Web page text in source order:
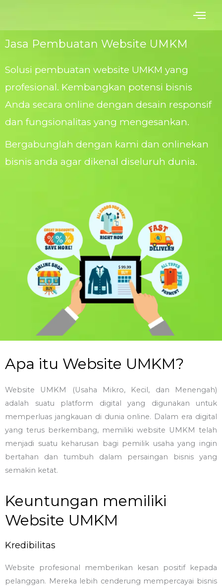
content
Jasa Pembuatan Website UMKM
Solusi pembuatan website UMKM yang
profesional. Kembangkan potensi bisnis
Anda secara online dengan desain responsif
dan fungsionalitas yang mengesankan.
Bergabunglah dengan kami dan onlinekan
bisnis anda agar dikenal diseluruh dunia.
Apa itu Website UMKM?
Website UMKM (Usaha Mikro, Kecil, dan Menengah)
adalah suatu platform digital yang digunakan untuk
memperluas jangkauan di dunia online. Dalam era digital
yang terus berkembang, memiliki website UMKM telah
menjadi suatu keharusan bagi pemilik usaha yang ingin
bertahan dan tumbuh dalam persaingan bisnis yang
semakin ketat.
Keuntungan memiliki
Website UMKM
Kredibilitas
Website profesional memberikan kesan positif kepada
pelanggan. Mereka lebih cenderung mempercayai bisnis